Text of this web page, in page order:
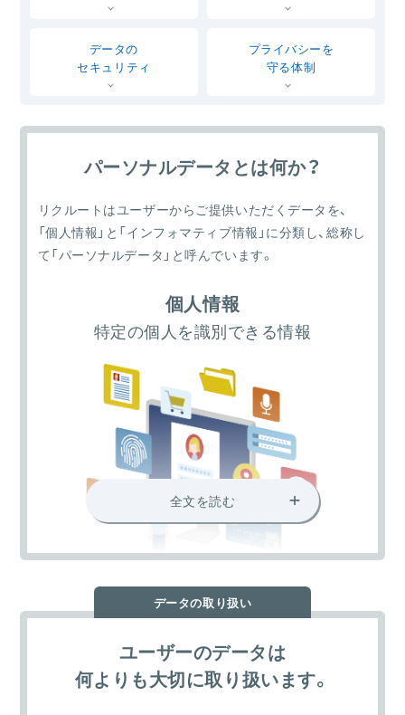
データの
セキュリティ
プライバシーを
守る体制
パーソナルデータとは何か？
リクルートはユーザーからご提供いただくデータを、
「個人情報」と「インフォマティブ情報」に分類し、総称し
て「パーソナルデータ」と呼んでいます。
個人情報
特定の個人を識別できる情報
・氏名
・顔写真 など
全文を読む +
データの取り扱い
ユーザーのデータは
何よりも大切に取り扱います。